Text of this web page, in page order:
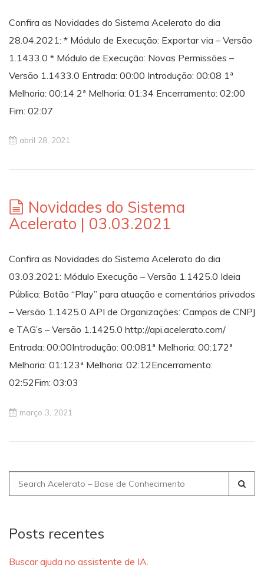
Confira as Novidades do Sistema Acelerato do dia
28.04.2021: * Módulo de Execução: Exportar via – Versão
1.1433.0 * Módulo de Execução: Novas Permissões –
Versão 1.1433.0 Entrada: 00:00​​​​​​​​ Introdução: 00:08 1ª
Melhoria: 00:14 2ª Melhoria: 01:34 Encerramento: 02:00
Fim: 02:07
abril 28, 2021
Novidades do Sistema
Acelerato | 03.03.2021
Confira as Novidades do Sistema Acelerato do dia
03.03.2021: Módulo Execução – Versão 1.1425.0 Ideia
Pública: Botão “Play” para atuação e comentários privados
– Versão 1.1425.0 API de Organizações: Campos de CNPJ
e TAG’s – Versão 1.1425.0 http://api.acelerato.com/
Entrada: 00:00​​​​Introdução: 00:08​​​​1ª Melhoria: 00:172ª
Melhoria: 01:123ª Melhoria: 02:12Encerramento:
02:52Fim: 03:03
março 3, 2021
Search
for:
Posts recentes
Buscar ajuda no assistente de IA.